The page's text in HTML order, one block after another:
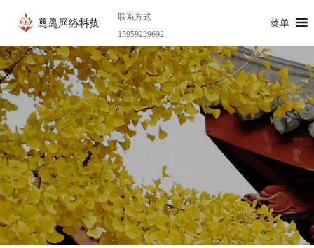
联系方式
15959239692
菜单